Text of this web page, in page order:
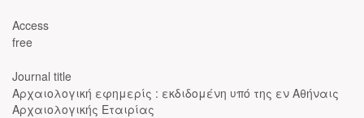
Access
free
Journal title
Αρχαιολογική εφημερίς : εκδιδομένη υπό της εν Αθήναις
Αρχαιολογικής Εταιρίας